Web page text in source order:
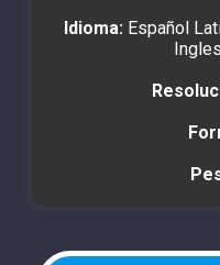
Idioma: Español